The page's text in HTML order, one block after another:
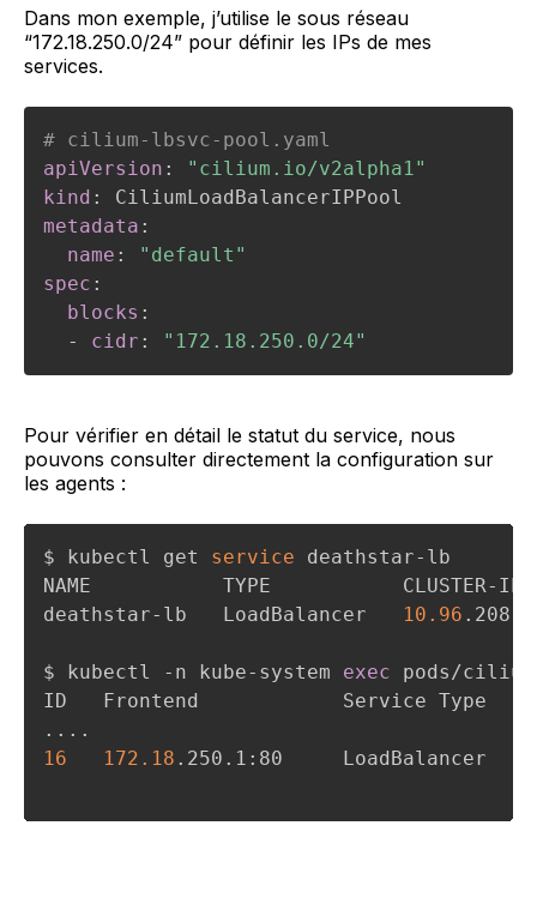
Dans mon exemple, j’utilise le sous réseau
“172.18.250.0/24” pour définir les IPs de mes
services.
# cilium-lbsvc-pool.yaml
apiVersion :
"cilium.io/v2alpha1"
kind :
metadata :
name :
"default"
spec :
blocks :
-
cidr : "172.18.250.0/24"
Pour vérifier en détail le statut du service, nous
pouvons consulter directement la configuration sur
les agents :
$ kubectl get service deathstar-lb
NAME           TYPE           CLUSTER-IP
deathstar-lb   LoadBalancer
10.96
$ kubectl -n kube-system exec pods/
.. ..
16
172.18 .250.1:80     LoadBalancer